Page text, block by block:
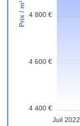
4 800 €
4 600 €
4 400 €
Prix / m²
Juil 2022